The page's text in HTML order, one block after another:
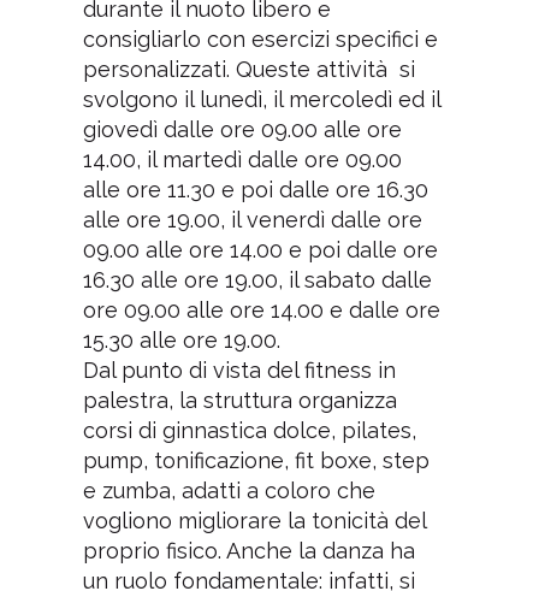
durante il nuoto libero e
consigliarlo con esercizi specifici e
personalizzati. Queste attività si
svolgono il lunedì, il mercoledì ed il
giovedì dalle ore 09.00 alle ore
14.00, il martedì dalle ore 09.00
alle ore 11.30 e poi dalle ore 16.30
alle ore 19.00, il venerdì dalle ore
09.00 alle ore 14.00 e poi dalle ore
16.30 alle ore 19.00, il sabato dalle
ore 09.00 alle ore 14.00 e dalle ore
15.30 alle ore 19.00.
Dal punto di vista del fitness in
palestra, la struttura organizza
corsi di ginnastica dolce, pilates,
pump, tonificazione, fit boxe, step
e zumba, adatti a coloro che
vogliono migliorare la tonicità del
proprio fisico. Anche la danza ha
un ruolo fondamentale: infatti, si